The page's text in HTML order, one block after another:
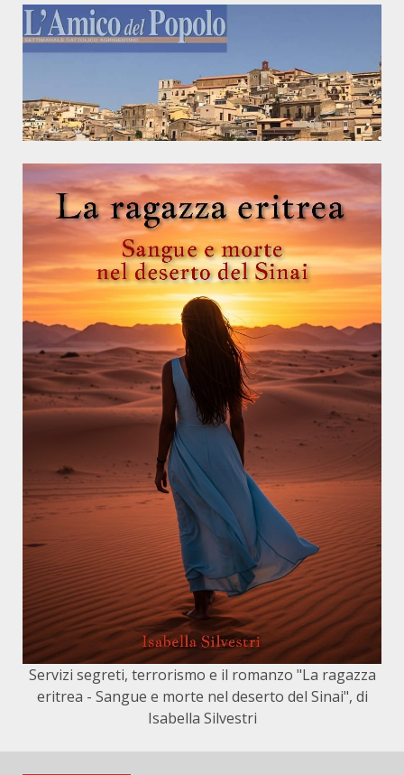
Servizi segreti, terrorismo e il romanzo "La ragazza
eritrea - Sangue e morte nel deserto del Sinai", di
Isabella Silvestri